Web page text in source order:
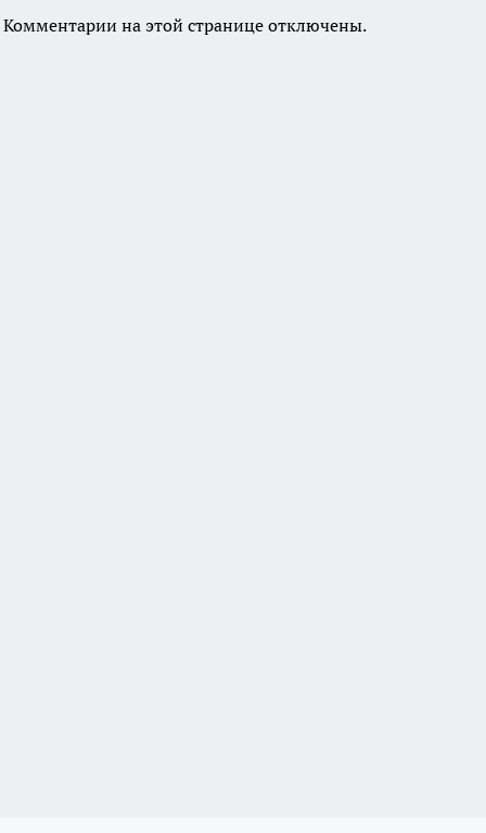
Комментарии на этой странице отключены.